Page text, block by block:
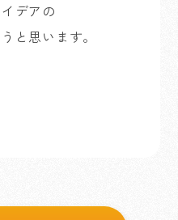
デアの
と思います。